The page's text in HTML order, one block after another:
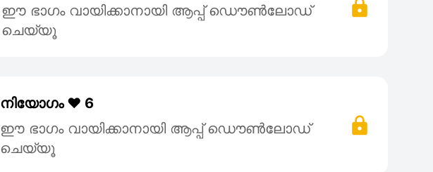
ഈ ഭാഗം വായിക്കാനായി ആപ്പ് ഡൌൺലോഡ്
ചെയ്യൂ
നിയോഗം ❤️ 6
ഈ ഭാഗം വായിക്കാനായി ആപ്പ് ഡൌൺലോഡ്
ചെയ്യൂ